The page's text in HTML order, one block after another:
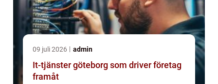
09 juli 2026 admin
It-tjänster göteborg som driver företag
framåt